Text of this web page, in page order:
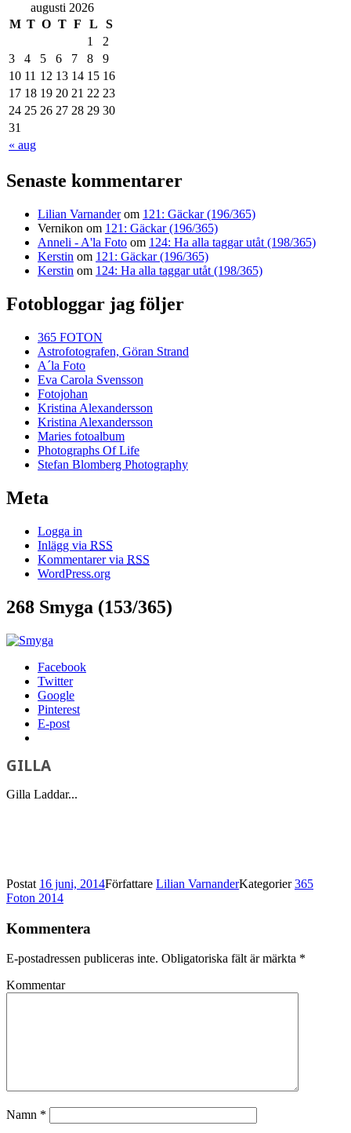
augusti 2026
M T O T F L S
« aug
1
2
3
4 5 6 7 8
9
10 11 12 13 14 15 16
17 18 19 20 21 22 23
24 25 26 27 28 29 30
31
Senaste kommentarer
Lilian Varnanderom 121: Gäckar (196/365)
Vernikon om 121: Gäckar (196/365)
Anneli - A'la Foto om 124: Ha alla taggar utåt (198/365)
Kerstin om 121: Gäckar (196/365)
Kerstin om 124: Ha alla taggar utåt (198/365)
Fotobloggar jag följer
365 FOTON
Astrofotografen, Göran Strand
A´la Foto
Eva Carola Svensson
Fotojohan
Kristina Alexandersson
Kristina Alexandersson
Maries fotoalbum
Photographs Of Life
Stefan Blomberg Photography
Meta
Logga in
Inlägg via RSS
Kommentarer via RSS
WordPress.org
268 Smyga (153/365)
Facebook
Twitter
Google
Pinterest
E-post
GILLA
Gilla Laddar...
Postat 16 juni, 2014Författare Lilian VarnanderKategorier365
Foton 2014
Kommentera
E-postadressen publiceras inte. Obligatoriska fält är märkta *
Kommentar
Namn *